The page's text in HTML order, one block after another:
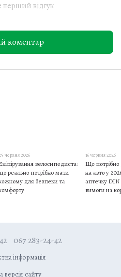
перший відгук
коментар
червня 2026
велосипедиста:
реально потрібно мати
для безпеки та
16 червня 2026
Що потрібно
на авто у
аптечку DIN
вимоги на
067 283-24-42
інформація
версія сайту